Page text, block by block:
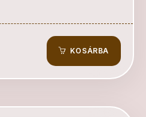
KOSÁRBA